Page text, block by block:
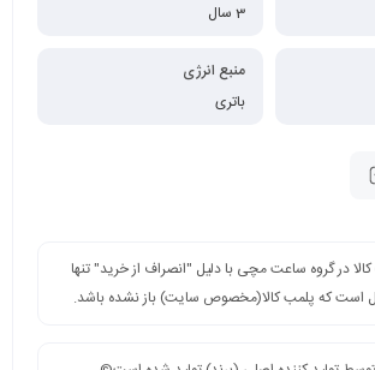
3 سال
منبع انرژی
باتری
در گروه ساعت مچی با دلیل "انصراف از خرید" تنها
است که پلمب کالا(مخصوص سایت) باز نشده باشد.